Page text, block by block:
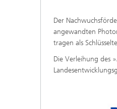
Der
angewandten
tragen als
Die Verleihung des